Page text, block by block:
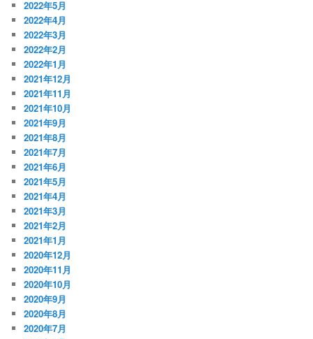
2022年5月
2022年4月
2022年3月
2022年2月
2022年1月
2021年12月
2021年11月
2021年10月
2021年9月
2021年8月
2021年7月
2021年6月
2021年5月
2021年4月
2021年3月
2021年2月
2021年1月
2020年12月
2020年11月
2020年10月
2020年9月
2020年8月
2020年7月